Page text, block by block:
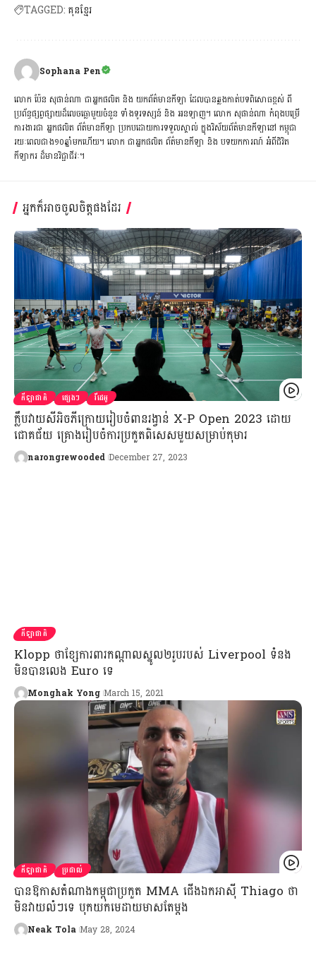
TAGGED: គុនខ្មែរ
Sophana Pen
លោក ប៉ែន សុផាន់ណា ជាអ្នកផលិត និង យកព័ត៌មានកីឡា ដែលបានឆ្លងកាត់បទពិសោធខ្ពស់ ពី
ប្រព័ន្ធផ្សព្វផ្សាយដ៏លេចធ្លោមួយចំនួន ទាំងទូរទស្សន៍ និង អនឡាញ។ លោក សុផាន់ណា កំពុងបម្រើ
ការងារជា អ្នកផលិត ព័ត៌មានកីឡា ប្រកបដោយការទទួលស្គាល់ ក្នុងវិស័យព័ត៌មានកីឡានៅ កម្ពុជា
រយៈពេលជាង១០ឆ្នាំមកហើយ។ លោក ជាអ្នកផលិត ព័ត៌មានកីឡា និង បទយកការណ៍ អំពីជិវិត
កីឡាករ ដ៏មានវិជ្ជាជីវៈ។
អ្នកក៏អាចចូលចិត្តផងដែរ
កីឡាជាតិ ផ្សេងៗ វីដេអូ
ក្លឹបវាយសីអិចភីក្រោយរៀបចំពានរង្វាន់ X-P Open 2023 ដោយ
ជោគជ័យ គ្រោងរៀបចំការប្រកួតពិសេសមួយសម្រាប់កុមារ
narongrewooded December 27, 2023
កីឡាជាតិ
Klopp ថា​ខ្សែការពារ​កណ្ដាល​ស្នូល​២​រូប​របស់ Liverpool ទំនង​
មិន​បាន​លេង Euro ទេ
Monghak Yong March 15, 2021
កីឡាជាតិ ប្រដាល់
បានឱកាសតំណាងកម្ពុជាប្រកួត MMA ជើងឯកអាស៊ី Thiago ថា
មិនវាយលំៗទេ បុកយកមេដាយមាសតែម្ដង
Neak Tola May 28, 2024